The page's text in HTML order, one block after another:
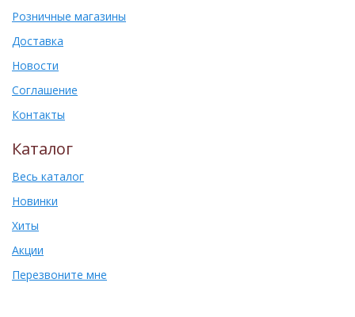
Розничные магазины
Доставка
Новости
Соглашение
Контакты
Каталог
Весь каталог
Новинки
Хиты
Акции
Перезвоните мне